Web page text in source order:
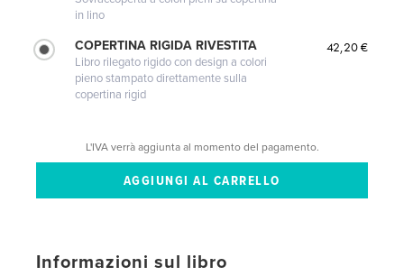
in lino
COPERTINA RIGIDA RIVESTITA
Libro rilegato rigido con design a colori
pieno stampato direttamente sulla
copertina rigid
42,20 €
L'IVA verrà aggiunta al momento del pagamento.
Informazioni sul libro